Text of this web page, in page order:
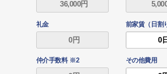
礼金 前家賃（日割
仲介手数料 ※2
その他費用